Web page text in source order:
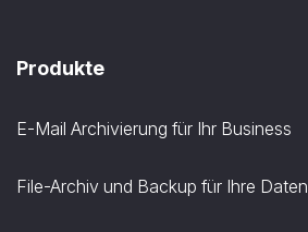
Produkte
E-Mail Archivierung für Ihr Business
File-Archiv und Backup für Ihre Daten